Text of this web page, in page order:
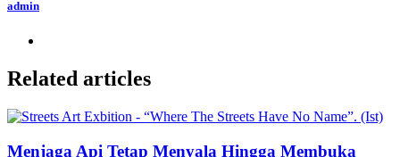
admin
Related articles
Menjaga Api Tetap Menyala Hingga Membuka